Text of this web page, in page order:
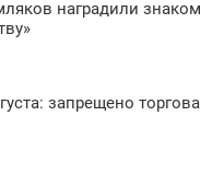
наградили
запрещено